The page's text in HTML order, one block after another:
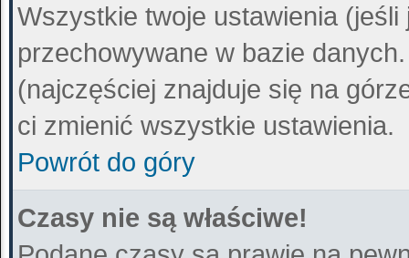
Wszystkie twoje ustawienia
przechowywane w bazie
(najczęściej znajduje się na
ci zmienić wszystkie ustawienia.
Powrót do góry
Czasy nie są właściwe!